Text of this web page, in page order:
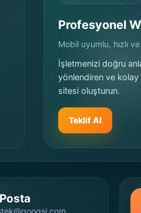
Profesyonel
Mobil uyumlu, hızlı ve
İşletmenizi doğru
yönlendiren ve
sitesi oluşturun.
Teklif Al